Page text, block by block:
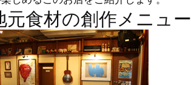
食材の創作メニュー